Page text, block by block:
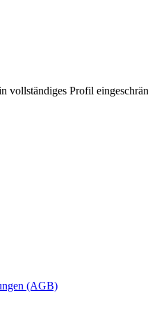
vollständiges Profil
(AGB)